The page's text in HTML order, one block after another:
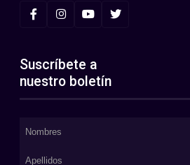
Suscríbete a
nuestro boletín